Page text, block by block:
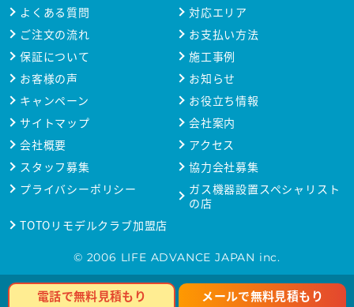
よくある質問
対応エリア
ご注文の流れ
お支払い方法
保証について
施工事例
お客様の声
お知らせ
キャンペーン
お役立ち情報
サイトマップ
会社案内
会社概要
アクセス
スタッフ募集
協力会社募集
プライバシーポリシー
ガス機器設置スペシャリスト
の店
TOTOリモデルクラブ加盟店
© 2006 LIFE ADVANCE JAPAN inc.
電話で無料見積もり メールで無料見積もり